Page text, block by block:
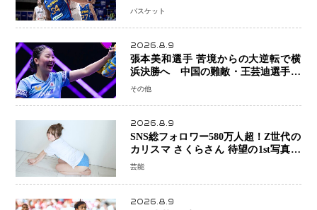
ビッチ ジョーンズカップで新たな挑
バスケット
2026.8.9
張本美和選手 苦境からの大逆転で横
浜決勝へ 中国の難敵・王芸迪選手を
撃破「ここからまた行くぞ」兄・智和
その他
2026.8.9
SNS総フォロワー580万人超！Z世代の
カリスマ さくらさん 待望の1st写真集
が11月5日発売決定 沖縄で“今しか残
芸能
2026.8.9